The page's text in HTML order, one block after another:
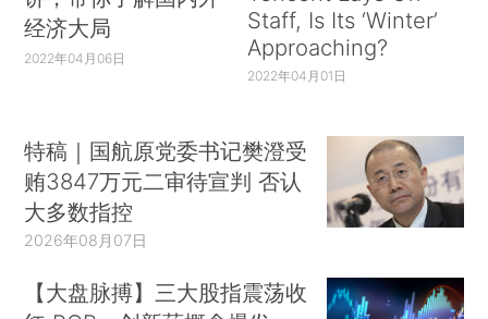
经济大局
2022年04月06日
Staff, Is Its ‘Winter’
Approaching?
2022年04月01日
特稿｜国航原党委书记樊澄受
贿3847万元二审待宣判 否认
大多数指控
2026年08月07日
【大盘脉搏】三大股指震荡收